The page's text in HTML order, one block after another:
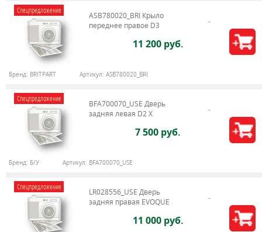
Спецпредложение
ASB780020_BRI Крыло
переднее правое D3
11 200 руб.
Бренд: BRITPART Артикул: ASB780020_BRI
Спецпредложение
BFA700070_USE Дверь
задняя левая D2 X
7 500 руб.
Бренд: Б/У Артикул: BFA700070_USE
Спецпредложение
LR028556_USE Дверь
задняя правая EVOQUE
11 000 руб.